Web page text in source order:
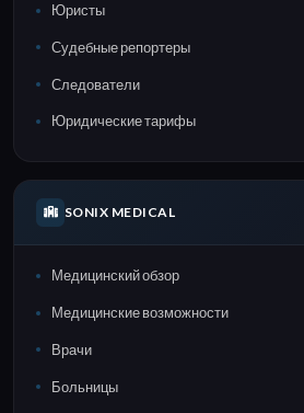
Юристы
Судебные репортеры
Следователи
Юридические тарифы
SONIX MEDICAL
Медицинский обзор
Медицинские возможности
Врачи
Больницы